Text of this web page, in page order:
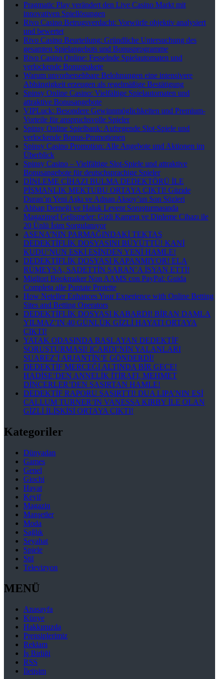
Pragmatic Play verändert den Live Casino Markt mit
innovativen Spiellösungen
Rivo Casino Betrugsverdacht: Vorwürfe objektiv analysiert
und bewertet
Rivo Casino Beurteilung: Gründliche Untersuchung des
gesamten Spielangebots und Bonusprogramme
Rivo Casino Online: Fesselnde Spielautomaten und
verlockende Bonuspakete
Warum unvorhersehbare Belohnungen eine intensivere
Abhängigkeit erzeugen als regelmäßige Bestätigung
Spinsy Online Casino: Vielfältige Spielautomaten und
attraktive Bonusangebote
VIPLuck: Besondere Gewinnmöglichkeiten und Premium-
Vorteile für anspruchsvolle Spieler
Spinsy Online Spielbank: Aufregende Slot-Spiele und
verlockende Bonus-Promotionen
Spinsy Casino Promotion: Alle Angebote und Aktionen im
Überblick
Spinsy Casino – Vielfältige Slot-Spiele und attraktive
Bonusangebote für deutschsprachige Spieler
DİNLEME CİHAZI BULMA DEDEKTÖRÜ İLE
PİŞMANLIK MEKTUBU ORTAYA ÇIKTI! Güzide
Duran’ın Yeni Aşkı ve Adnan Aksoy’un Son Sözleri
Ahbap Derneği ve Haluk Levent Soruşturmasında
Magazinsel Gelişmeler: Gizli Kamera ve Dinleme Cihazı ile
20 Ünlü İsim Sorgulanıyor
ASENA’NIN PARMAĞINDAKİ TEKTAŞ
DEDEKTİFLİK DOSYASINI BÜYÜTTÜ! KANİ
KUDU’NUN ESKİ EŞİNDEN YENİ HAMLE!
DEDEKTİFLİK DOSYASI KAPANMIYOR! ELA
RÜMEYSA, SADETTİN SARAN’A İSYAN ETTİ!
Migliori Bookmaker Non AAMS con PayPal: Guida
Completa alle Puntate Protette
How Neteller Enhances Your Experience with Online Betting
Sites and Betting Operators
DEDEKTİFLİK DOSYASI KABARDI! BİRAN DAMLA
YILMAZ’IN 40 GÜNLÜK GİZLİ HAYATI ORTAYA
ÇIKTI!
YATAK ODASINDA BAŞLAYAN DEDEKTİF
SORUŞTURMASI! ICARDI’NİN YALANLARI
SUAREZ’İ ARJANTİN’E GÖNDERDİ!
DEDEKTİF MERCEĞİ ALTINDA BİR GECE!
HADİSE’DEN ANNELİK İTİRAFI, MEHMET
DİNÇERLER’DEN ŞAŞIRTAN HAMLE!
DEDEKTİF RAPORU ŞAŞIRTTI! DUA LIPA’NIN EŞİ
CALLUM TURNER’IN VANESSA KIRBY İLE OLAN
GİZLİ İLİŞKİSİ ORTAYA ÇIKTI!
Kategoriler
Dünyadan
Games
Genel
Giochi
Hayat
Keyif
Magazin
Manşetler
Moda
Sağlık
Seyahat
Spiele
Stil
Televizyon
MENÜ
Anasayfa
Künye
Hakkımızda
Prensiplerimiz
Reklam
İş Birliği
RSS
İletişim